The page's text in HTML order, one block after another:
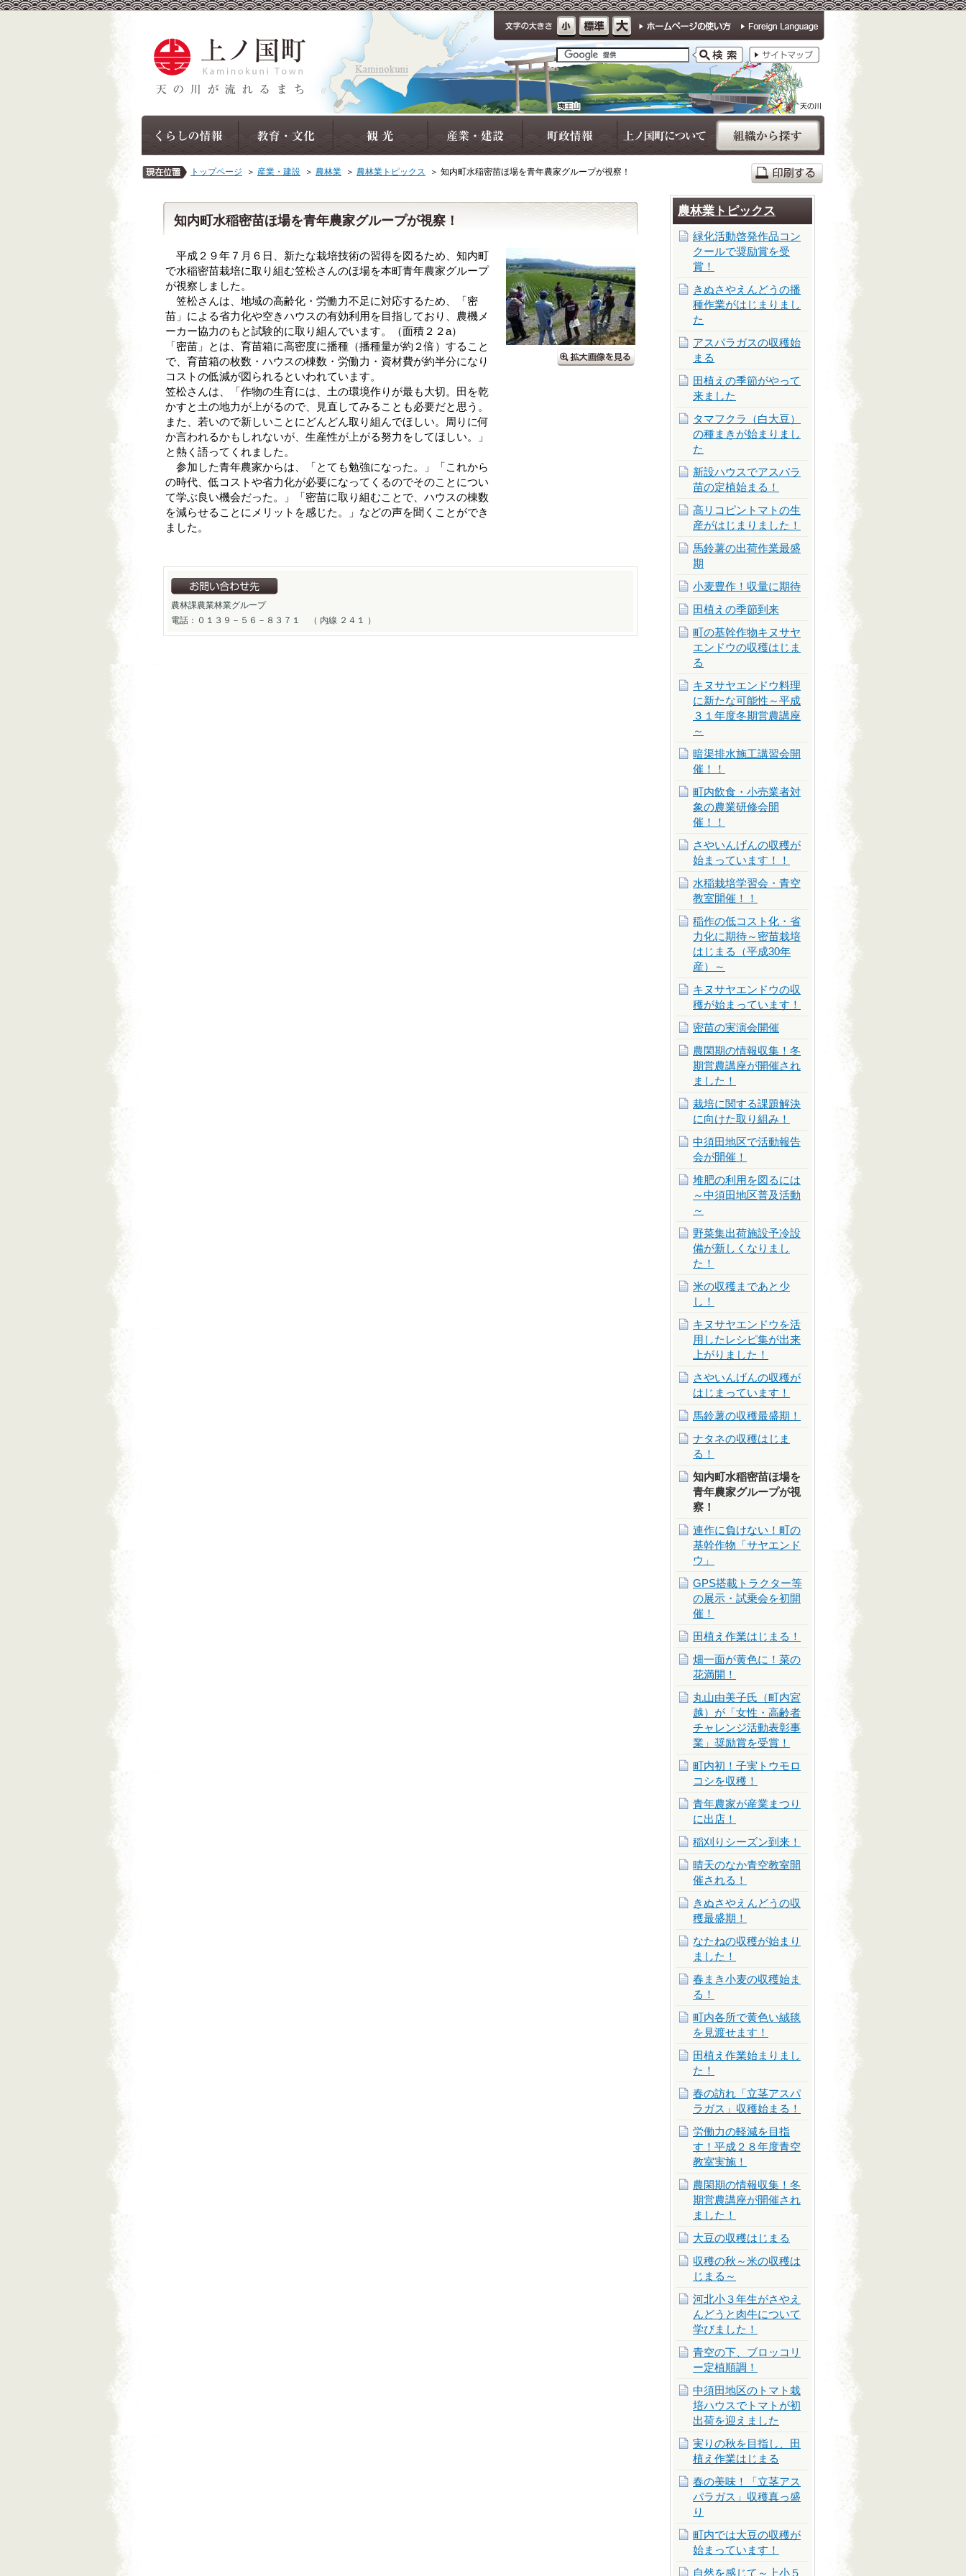
トップページ ＞ 産業・建設 ＞ 農林業 ＞ 農林業トピックス ＞ 知内町水稲密苗ほ場を青年農家グループが視察！
知内町水稲密苗ほ場を青年農家グループが視察！
平成２９年７月６日、新たな栽培技術の習得を図るため、知内町
で水稲密苗栽培に取り組む笠松さんのほ場を本町青年農家グループ
が視察しました。
笠松さんは、地域の高齢化・労働力不足に対応するため、「密
苗」による省力化や空きハウスの有効利用を目指しており、農機メ
ーカー協力のもと試験的に取り組んでいます。（面積２２a）
「密苗」とは、育苗箱に高密度に播種（播種量が約２倍）すること
で、育苗箱の枚数・ハウスの棟数・労働力・資材費が約半分になり
コストの低減が図られるといわれています。
笠松さんは、「作物の生育には、土の環境作りが最も大切。田を乾
かすと土の地力が上がるので、見直してみることも必要だと思う。
また、若いので新しいことにどんどん取り組んでほしい。周りに何
か言われるかもしれないが、生産性が上がる努力をしてほしい。」
と熱く語ってくれました。
参加した青年農家からは、「とても勉強になった。」「これから
の時代、低コストや省力化が必要になってくるのでそのことについ
て学ぶ良い機会だった。」「密苗に取り組むことで、ハウスの棟数
を減らせることにメリットを感じた。」などの声を聞くことができ
ました。
農林課農業林業グループ
電話：０１３９－５６－８３７１ （ 内線 ２４１ ）
農林業トピックス
緑化活動啓発作品コン
クールで奨励賞を受
賞！
きぬさやえんどうの播
種作業がはじまりまし
た
アスパラガスの収穫始
まる
田植えの季節がやって
来ました
タマフクラ（白大豆）
の種まきが始まりまし
た
新設ハウスでアスパラ
苗の定植始まる！
高リコピントマトの生
産がはじまりました！
馬鈴薯の出荷作業最盛
期
小麦豊作！収量に期待
田植えの季節到来
町の基幹作物キヌサヤ
エンドウの収穫はじま
る
キヌサヤエンドウ料理
に新たな可能性～平成
３１年度冬期営農講座
～
暗渠排水施工講習会開
催！！
町内飲食・小売業者対
象の農業研修会開
催！！
さやいんげんの収穫が
始まっています！！
水稲栽培学習会・青空
教室開催！！
稲作の低コスト化・省
力化に期待～密苗栽培
はじまる（平成30年
産）～
キヌサヤエンドウの収
穫が始まっています！
密苗の実演会開催
農閑期の情報収集！冬
期営農講座が開催され
ました！
栽培に関する課題解決
に向けた取り組み！
中須田地区で活動報告
会が開催！
堆肥の利用を図るには
～中須田地区普及活動
～
野菜集出荷施設予冷設
備が新しくなりまし
た！
米の収穫まであと少
し！
キヌサヤエンドウを活
用したレシピ集が出来
上がりました！
さやいんげんの収穫が
はじまっています！
馬鈴薯の収穫最盛期！
ナタネの収穫はじま
る！
知内町水稲密苗ほ場を
青年農家グループが視
察！
連作に負けない！町の
基幹作物「サヤエンド
ウ」
GPS搭載トラクター等
の展示・試乗会を初開
催！
田植え作業はじまる！
畑一面が黄色に！菜の
花満開！
丸山由美子氏（町内宮
越）が「女性・高齢者
チャレンジ活動表彰事
業」奨励賞を受賞！
町内初！子実トウモロ
コシを収穫！
青年農家が産業まつり
に出店！
稲刈りシーズン到来！
晴天のなか青空教室開
催される！
きぬさやえんどうの収
穫最盛期！
なたねの収穫が始まり
ました！
春まき小麦の収穫始ま
る！
町内各所で黄色い絨毯
を見渡せます！
田植え作業始まりまし
た！
春の訪れ「立茎アスパ
ラガス」収穫始まる！
労働力の軽減を目指
す！平成２８年度青空
教室実施！
農閑期の情報収集！冬
期営農講座が開催され
ました！
大豆の収穫はじまる
収穫の秋～米の収穫は
じまる～
河北小３年生がさやえ
んどうと肉牛について
学びました！
青空の下、ブロッコリ
ー定植順調！
中須田地区のトマト栽
培ハウスでトマトが初
出荷を迎えました
実りの秋を目指し、田
植え作業はじまる
春の美味！「立茎アス
パラガス」収穫真っ盛
り
町内では大豆の収穫が
始まっています！
自然を感じて～上小５